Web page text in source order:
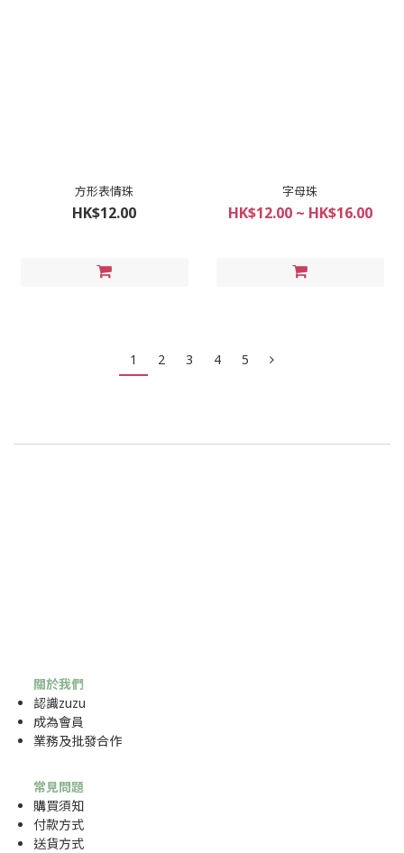
方形表情珠
HK$12.00
字母珠
HK$12.00 ~ HK$16.00
1 2 3 4 5
關於我們
認識zuzu
成為會員
業務及批發合作
常見問題
購買須知
付款方式
送貨方式